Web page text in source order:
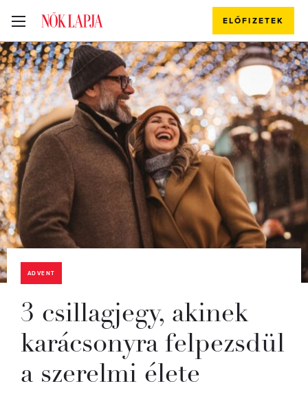
ELŐFIZETEK
ADVENT
3 csillagjegy, akinek
karácsonyra felpezsdül
a szerelmi élete